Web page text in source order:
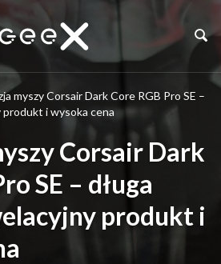
myszy Corsair Dark Core RGB Pro SE –
produkt i wysoka cena
Corsair Dark
SE – długa
produkt i